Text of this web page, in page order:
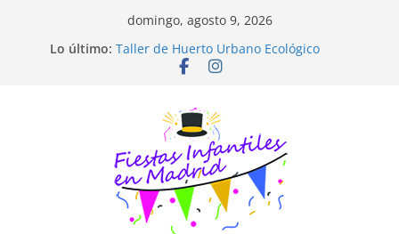
domingo, agosto 9, 2026
Lo último: Taller de Huerto Urbano Ecológico
TALLER FOTOGRAFÍA LA NATURALEZA
Trivial Virtual para niños